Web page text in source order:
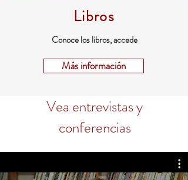
Libros
Conoce los libros, accede
Más información
Vea entrevistas y
conferencias